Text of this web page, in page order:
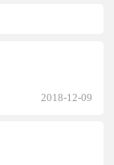
2018-12-09